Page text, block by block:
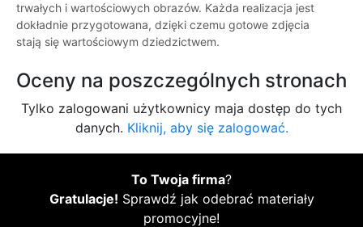
trwałych i wartościowych obrazów. Każda realizacja jest
dokładnie przygotowana, dzięki czemu gotowe zdjęcia
stają się wartościowym dziedzictwem.
Oceny na poszczególnych stronach
Tylko zalogowani użytkownicy maja dostęp do tych
danych. Kliknij, aby się zalogować.
To Twoja firma?
Gratulacje! Sprawdź jak odebrać materiały
promocyjne!